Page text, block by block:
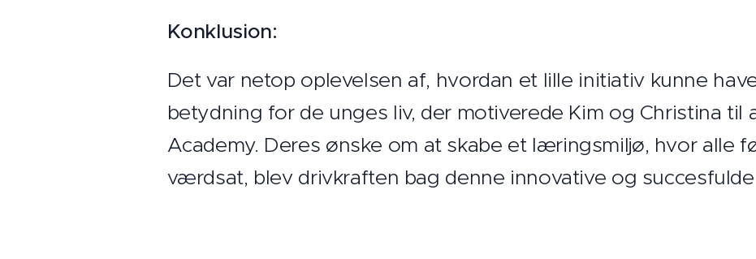
Konklusion:
Det var netop oplevelsen af, hvordan et lille initiativ kunne
betydning for de unges liv, der motiverede Kim og Christina til
Academy. Deres ønske om at skabe et læringsmiljø, hvor alle
værdsat, blev drivkraften bag denne innovative og succesfulde